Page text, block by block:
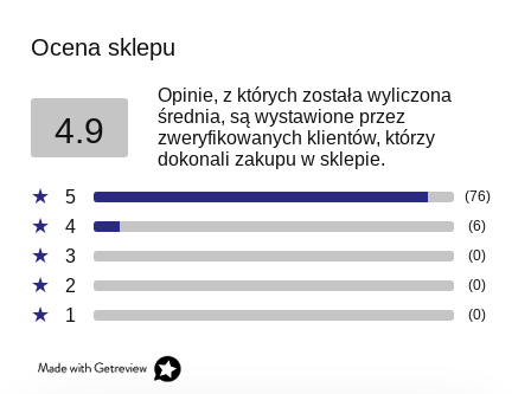
Ocena sklepu
4.9
Opinie, z których została wyliczona
średnia, są wystawione przez
zweryfikowanych klientów, którzy
dokonali zakupu w sklepie.
5
(76)
4 (6)
3 (0)
2 (0)
1 (0)